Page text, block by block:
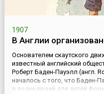
1907
В Англии
Основателем скаутского
известный английский
Роберт Баден-Пауэлл (англ.
началось с того, что Баден-
в подходящей для детей